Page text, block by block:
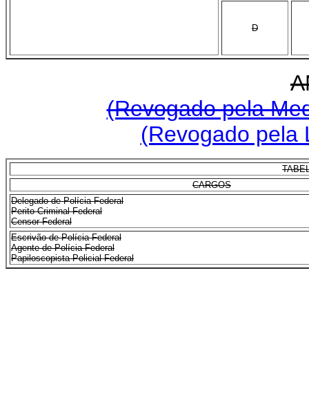
D
(Revogado pela
(Revogado pela
CARGOS
Delegado de Polícia Federal
Perito Criminal Federal
Censor Federal
Escrivão de Polícia Federal
Agente de Polícia Federal
Papiloscopista Policial Federal